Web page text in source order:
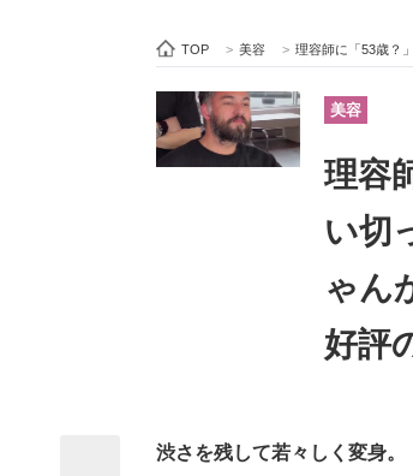
ビジネスと働き方のヒント
ITエンジニア向け専門サイト
モノづくり技術者専門サイト
ちょっと気になるネットの話題
TOP > 美容 > 理容師に「53歳？」と
美容
理容
い切
ゃん
好評
渋さを残して若々しく変身。